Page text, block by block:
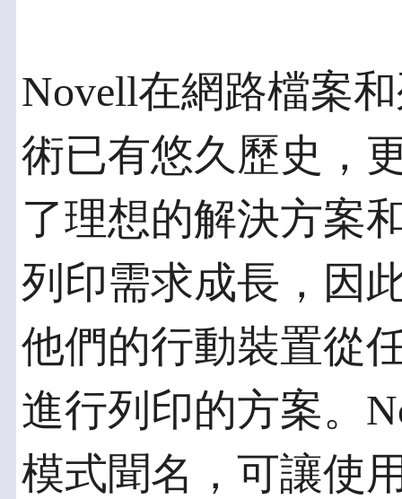
Novell在網路檔案
術已有悠久歷史，
了理想的解決方案
列印需求成長，因
他們的行動裝置從
進行列印的方案。
模式聞名，可讓使